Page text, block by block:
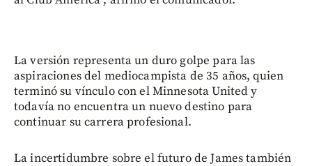
La versión representa un duro golpe para las
aspiraciones del mediocampista de 35 años, quien
terminó su vínculo con el Minnesota United y
todavía no encuentra un nuevo destino para
continuar su carrera profesional.
La incertidumbre sobre el futuro de James también